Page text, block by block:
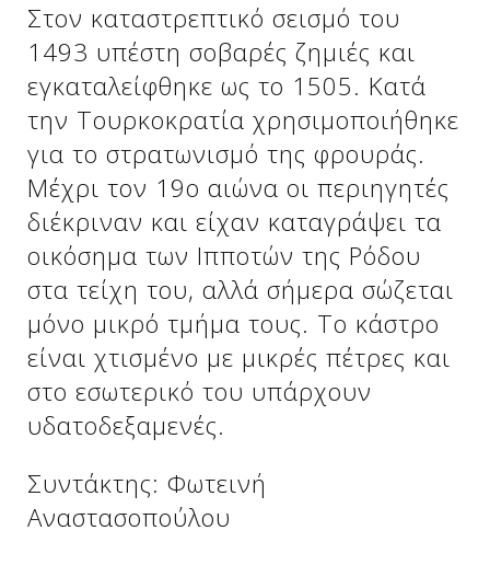
Δείτε μας:
Δείτε μας:
Στον καταστρεπτικό σεισμό του
1493 υπέστη σοβαρές ζημιές και
εγκαταλείφθηκε ως το 1505. Κατά
την Τουρκοκρατία χρησιμοποιήθηκε
για το στρατωνισμό της φρουράς.
Μέχρι τον 19ο αιώνα οι περιηγητές
διέκριναν και είχαν καταγράψει τα
οικόσημα των Ιπποτών της Ρόδου
στα τείχη του, αλλά σήμερα σώζεται
μόνο μικρό τμήμα τους. Το κάστρο
είναι χτισμένο με μικρές πέτρες και
στο εσωτερικό του υπάρχουν
υδατοδεξαμενές.
Συντάκτης: Φωτεινή
Αναστασοπούλου